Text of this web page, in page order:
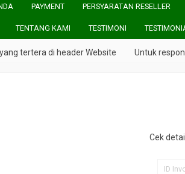
PAYMENT PERSYARATAN RESELLER
TENTANG KAMI TESTIMONI
tertera di header Website Untuk respon
Cek